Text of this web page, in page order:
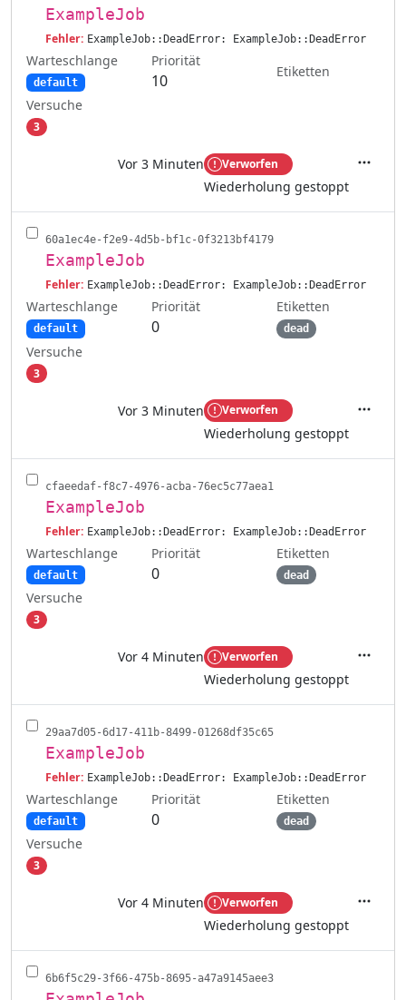
ExampleJob
Fehler: ExampleJob::DeadError: ExampleJob::DeadError
Warteschlange
default
Priorität
10
Etiketten
Versuche
3
Vor 3 Minuten Verworfen
Wiederholung gestoppt
60a1ec4e-f2e9-4d5b-bf1c-0f3213bf4179
ExampleJob
Fehler: ExampleJob::DeadError: ExampleJob::DeadError
Warteschlange
default
Priorität
0
Etiketten
dead
Versuche
3
Vor 3 Minuten Verworfen
Wiederholung gestoppt
cfaeedaf-f8c7-4976-acba-76ec5c77aea1
ExampleJob
Fehler: ExampleJob::DeadError: ExampleJob::DeadError
Warteschlange
default
Priorität
0
Etiketten
dead
Versuche
3
Vor 4 Minuten Verworfen
Wiederholung gestoppt
29aa7d05-6d17-411b-8499-01268df35c65
ExampleJob
Fehler: ExampleJob::DeadError: ExampleJob::DeadError
Warteschlange
default
Priorität
0
Etiketten
dead
Versuche
3
Vor 4 Minuten Verworfen
Wiederholung gestoppt
6b6f5c29-3f66-475b-8695-a47a9145aee3